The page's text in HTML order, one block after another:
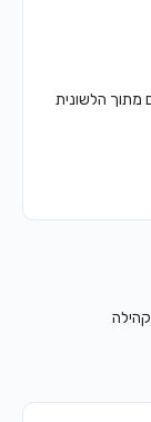
מתוך הלשונית